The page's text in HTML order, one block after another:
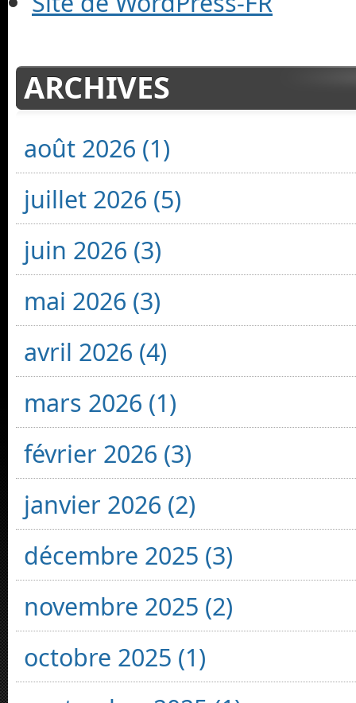
ARCHIVES
août 2026 (1)
juillet 2026 (5)
juin 2026 (3)
mai 2026 (3)
avril 2026 (4)
mars 2026 (1)
février 2026 (3)
janvier 2026 (2)
décembre 2025 (3)
novembre 2025 (2)
octobre 2025 (1)